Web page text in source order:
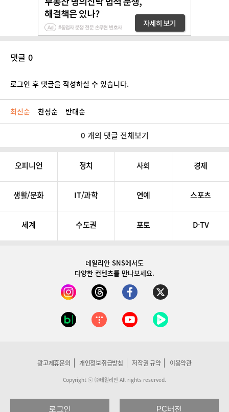
댓글 0
로그인 후 댓글을 작성하실 수 있습니다.
최신순 찬성순 반대순
0 개의 댓글 전체보기
오피니언 정치 사회 경제
생활/문화 IT/과학 연예 스포츠
세계 수도권 포토 D-TV
데일리안 SNS에서도
다양한 컨텐츠를 만나보세요.
광고제휴문의 개인정보취급방침 저작권 규약 이용약관
Copyright ⓒ ㈜데일리안 All rights reserved.
로그인 PC버전